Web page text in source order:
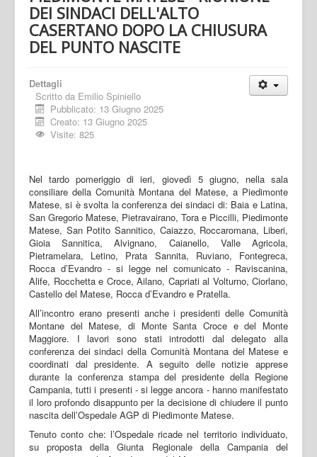
DEI SINDACI DELL'ALTO
CASERTANO DOPO LA CHIUSURA
DEL PUNTO NASCITE
Dettagli
Scritto da Emilio Spiniello
Pubblicato: 13 Giugno 2025
Creato: 13 Giugno 2025
Visite: 825
Nel tardo pomeriggio di ieri, giovedì 5 giugno, nella sala
consiliare della Comunità Montana del Matese, a Piedimonte
Matese, si è svolta la conferenza dei sindaci di: Baia e Latina,
San Gregorio Matese, Pietravairano, Tora e Piccilli, Piedimonte
Matese, San Potito Sannitico, Caiazzo, Roccaromana, Liberi,
Gioia Sannitica, Alvignano, Caianello, Valle Agricola,
Pietramelara, Letino, Prata Sannita, Ruviano, Fontegreca,
Rocca d’Evandro - si legge nel comunicato - Raviscanina,
Alife, Rocchetta e Croce, Ailano, Capriati al Volturno, Ciorlano,
Castello del Matese, Rocca d’Evandro e Pratella.
All’incontro erano presenti anche i presidenti delle Comunità
Montane del Matese, di Monte Santa Croce e del Monte
Maggiore. I lavori sono stati introdotti dal delegato alla
conferenza dei sindaci della Comunità Montana del Matese e
coordinati dal presidente. A seguito delle notizie apprese
durante la conferenza stampa del presidente della Regione
Campania, tutti i presenti - si legge ancora - hanno manifestato
il loro profondo disappunto per la decisione di chiudere il punto
nascita dell’Ospedale AGP di Piedimonte Matese.
Tenuto conto che: l’Ospedale ricade nel territorio individuato,
su proposta della Giunta Regionale della Campania del